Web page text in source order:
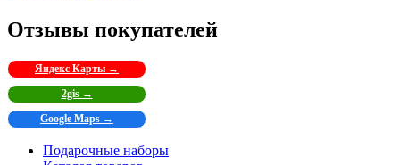
Отзывы покупателей
Яндекс Карты →
2gis →
Google Maps →
Подарочные наборы